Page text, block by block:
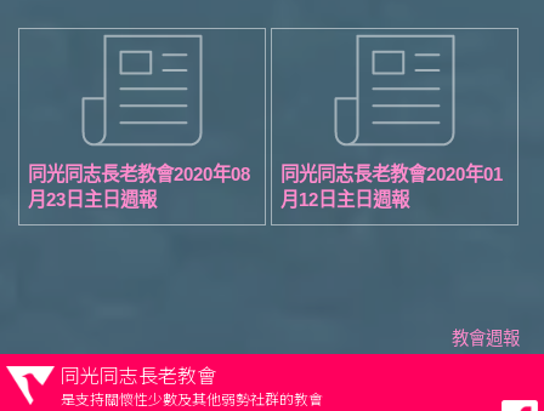
教會週報
同光同志長老教會2020年08
月23日主日週報
同光同志長老教會2020年01
月12日主日週報
同光同志長老教會
是支持關懷性少數及其他弱勢社群的教會